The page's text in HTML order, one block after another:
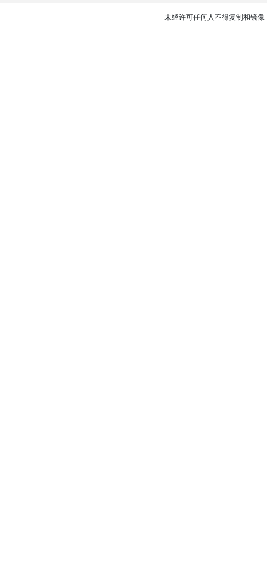
未经许可任何人不得复制和镜